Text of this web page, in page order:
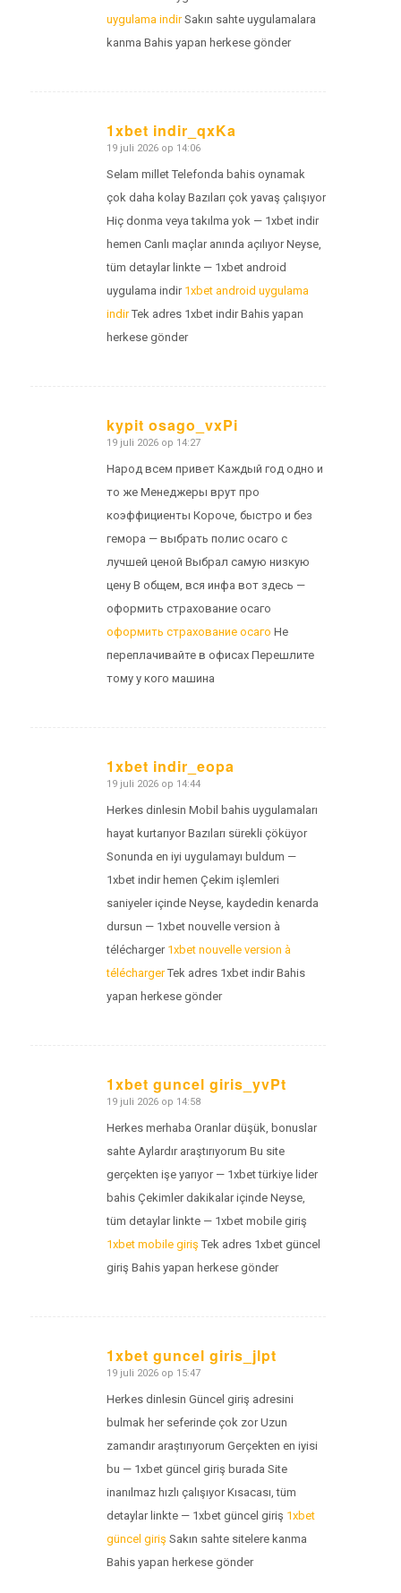
uygulama indirSakın sahte uygulamalara
kanma Bahis yapan herkese gönder
1xbet indir_qxKa
zegt:
19 juli 2026 op 14:06
Selam millet Telefonda bahis oynamak
çok daha kolay Bazıları çok yavaş çalışıyor
Hiç donma veya takılma yok — 1xbet indir
hemen Canlı maçlar anında açılıyor Neyse,
tüm detaylar linkte — 1xbet android
uygulama indir 1xbet android uygulama
indirTek adres 1xbet indir Bahis yapan
herkese gönder
kypit osago_vxPi
zegt:
19 juli 2026 op 14:27
Народ всем привет Каждый год одно и
то же Менеджеры врут про
коэффициенты Короче, быстро и без
гемора — выбрать полис осаго с
лучшей ценой Выбрал самую низкую
цену В общем, вся инфа вот здесь —
оформить страхование осаго
оформить страхование осаго Не
переплачивайте в офисах Перешлите
тому у кого машина
1xbet indir_eopa
zegt:
19 juli 2026 op 14:44
Herkes dinlesin Mobil bahis uygulamaları
hayat kurtarıyor Bazıları sürekli çöküyor
Sonunda en iyi uygulamayı buldum —
1xbet indir hemen Çekim işlemleri
saniyeler içinde Neyse, kaydedin kenarda
dursun — 1xbet nouvelle version à
télécharger 1xbet nouvelle version à
téléchargerTek adres 1xbet indir Bahis
yapan herkese gönder
1xbet guncel giris_yvPt
zegt:
19 juli 2026 op 14:58
Herkes merhaba Oranlar düşük, bonuslar
sahte Aylardır araştırıyorum Bu site
gerçekten işe yarıyor — 1xbet türkiye lider
bahis Çekimler dakikalar içinde Neyse,
tüm detaylar linkte — 1xbet mobile giriş
1xbet mobile giriş Tek adres 1xbet güncel
giriş Bahis yapan herkese gönder
1xbet guncel giris_jlpt
zegt:
19 juli 2026 op 15:47
Herkes dinlesin Güncel giriş adresini
bulmak her seferinde çok zor Uzun
zamandır araştırıyorum Gerçekten en iyisi
bu — 1xbet güncel giriş burada Site
inanılmaz hızlı çalışıyor Kısacası, tüm
detaylar linkte — 1xbet güncel giriş 1xbet
güncel giriş Sakın sahte sitelere kanma
Bahis yapan herkese gönder